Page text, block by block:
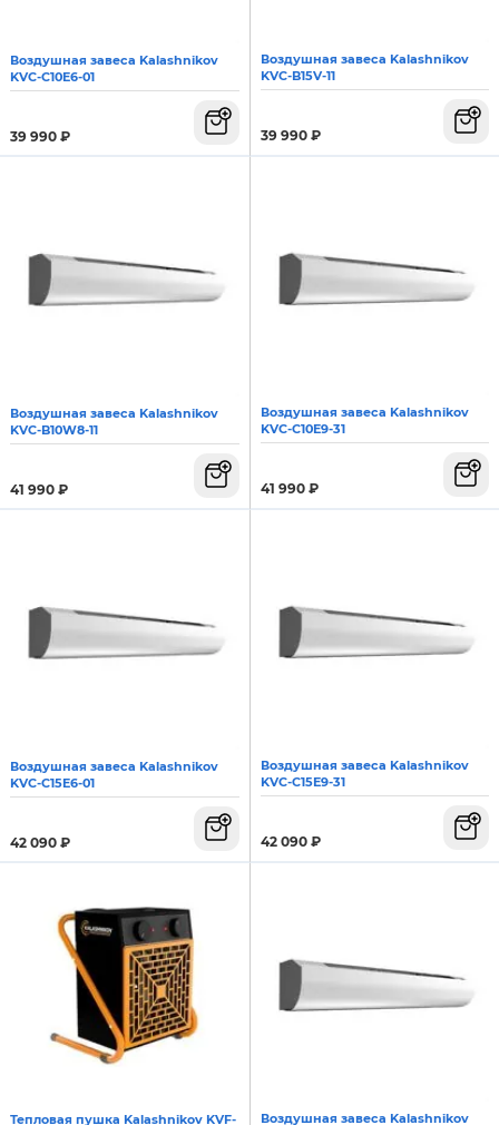
Воздушная завеса Kalashnikov
KVС-C10E6-01
39 990 ₽
Воздушная завеса Kalashnikov
KVС-B15V-11
39 990 ₽
Воздушная завеса Kalashnikov
KVС-B10W8-11
41 990 ₽
Воздушная завеса Kalashnikov
KVС-C10E9-31
41 990 ₽
Воздушная завеса Kalashnikov
KVС-C15E6-01
42 090 ₽
Воздушная завеса Kalashnikov
KVС-C15E9-31
42 090 ₽
Тепловая пушка Kalashnikov KVF- Воздушная завеса Kalashnikov